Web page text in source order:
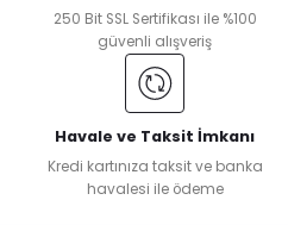
250 Bit SSL Sertifikası ile %100
güvenli alışveriş
Havale ve Taksit İmkanı
Kredi kartınıza taksit ve banka
havalesi ile ödeme